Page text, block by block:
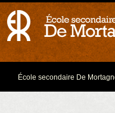
École secondaire De